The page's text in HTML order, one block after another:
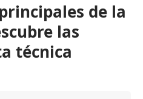
de la
las
técnica